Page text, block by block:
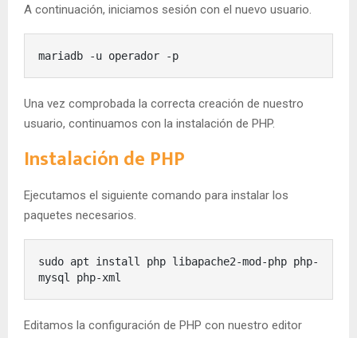
A continuación, iniciamos sesión con el nuevo usuario.
mariadb -u operador -p
Una vez comprobada la correcta creación de nuestro
usuario, continuamos con la instalación de PHP.
Instalación de PHP
Ejecutamos el siguiente comando para instalar los
paquetes necesarios.
sudo apt install php libapache2-mod-php php-
mysql php-xml
Editamos la configuración de PHP con nuestro editor